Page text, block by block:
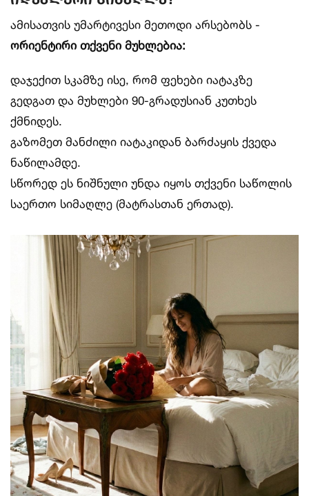
ამისათვის უმარტივესი მეთოდი არსებობს -
ორიენტირი თქვენი მუხლებია:
დაჯექით სკამზე ისე, რომ ფეხები იატაკზე
გედგათ და მუხლები 90-გრადუსიან კუთხეს
ქმნიდეს.
გაზომეთ მანძილი იატაკიდან ბარძაყის ქვედა
ნაწილამდე.
სწორედ ეს ნიშნული უნდა იყოს თქვენი საწოლის
საერთო სიმაღლე (მატრასთან ერთად).